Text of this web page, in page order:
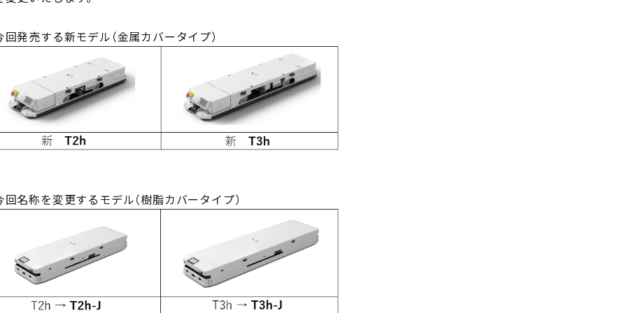
発売する新モデル（金属カバータイプ）
名称を変更するモデル（樹脂カバータイプ）